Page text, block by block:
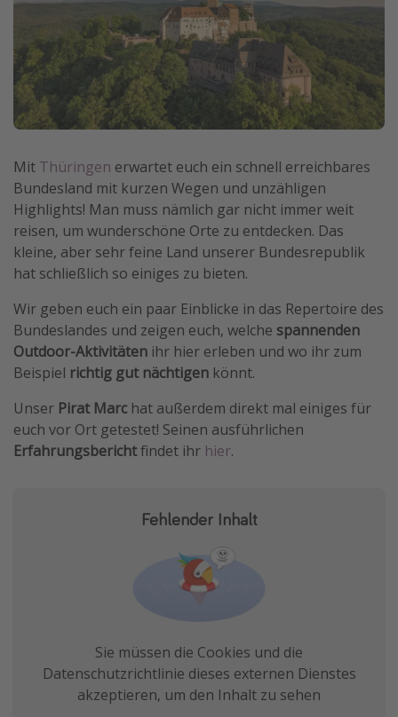
Weitere Themen
Reise Journal
Familienurlaub in der Türkei
Rundreisen in Thailand
Bahnreisen in der Schweiz
Reisepassfreie Reiseziele
Travel Know How
Silvesterreisen
Last Minute Urlaub Mallorca
Last Minute Urlaub Deutschland
Mit Thüringen erwartet euch ein schnell erreichbares
Bundesland mit kurzen Wegen und unzähligen
Highlights! Man muss nämlich gar nicht immer weit
reisen, um wunderschöne Orte zu entdecken. Das
kleine, aber sehr feine Land unserer Bundesrepublik
hat schließlich so einiges zu bieten.
Wir geben euch ein paar Einblicke in das Repertoire des
Bundeslandes und zeigen euch, welche spannenden
Outdoor-Aktivitäten ihr hier erleben und wo ihr zum
Beispiel richtig gut nächtigen könnt.
Unser Pirat Marchat außerdem direkt mal einiges für
euch vor Ort getestet! Seinen ausführlichen
Erfahrungsberichtfindet ihr hier.
Fehlender Inhalt
Sie müssen die Cookies und die
Datenschutzrichtlinie dieses externen Dienstes
akzeptieren, um den Inhalt zu sehen